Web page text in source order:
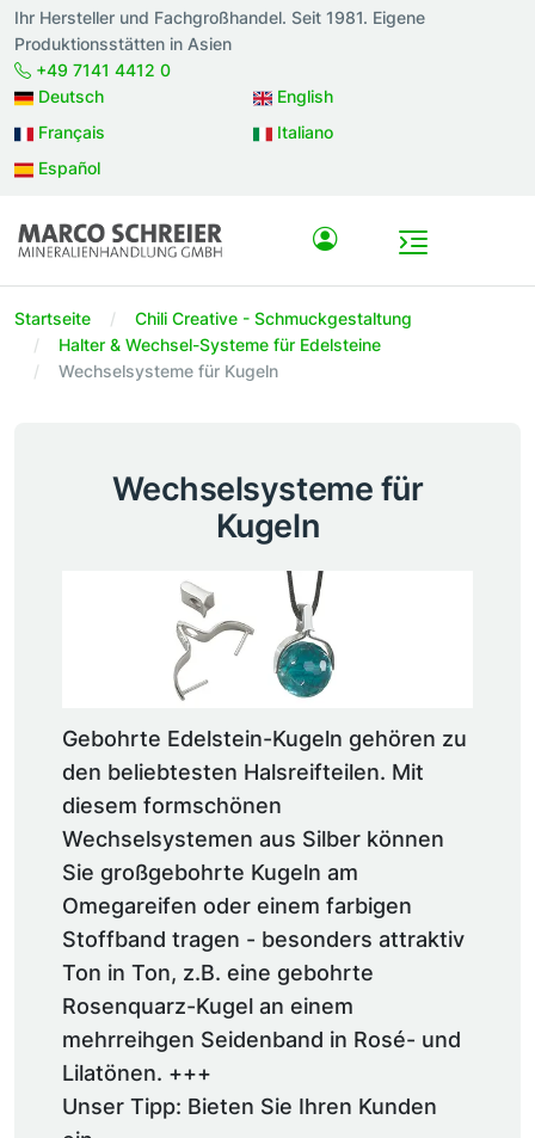
Ihr Hersteller und Fachgroßhandel. Seit 1981. Eigene
Produktionsstätten in Asien
+49 7141 4412 0
Deutsch
English
Français
Italiano
Español
Startseite
Chili Creative - Schmuckgestaltung
Halter & Wechsel-Systeme für Edelsteine
Wechselsysteme für Kugeln
Wechselsysteme für
Kugeln
Gebohrte Edelstein-Kugeln gehören zu
den beliebtesten Halsreifteilen. Mit
diesem formschönen
Wechselsystemen aus Silber können
Sie großgebohrte Kugeln am
Omegareifen oder einem farbigen
Stoffband tragen - besonders attraktiv
Ton in Ton, z.B. eine gebohrte
Rosenquarz-Kugel an einem
mehrreihgen Seidenband in Rosé- und
Lilatönen. +++
Unser Tipp: Bieten Sie Ihren Kunden